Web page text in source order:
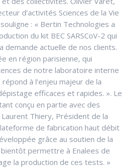
d’activités Sciences de la Vie
: « Bertin Technologies a
du kit BEC SARSCoV-2 qui
demande actuelle de nos clients.
en région parisienne, qui
de notre laboratoire interne
à l’enjeu majeur de la
efficaces et rapides. ». Le
conçu en partie avec des
Laurent Thiery, Président de la
de fabrication haut débit
grâce au soutien de la
permettre à Enalees de
la production de ces tests. »